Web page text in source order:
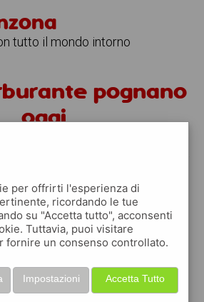
tutto il mondo intorno
pognano
oggi
shell erg
total q8
per offrirti l'esperienza di
ricordando le tue
su "Accetta tutto", acconsenti
Tuttavia, puoi visitare
fornire un consenso controllato.
Accetta Tutto
Impostazioni